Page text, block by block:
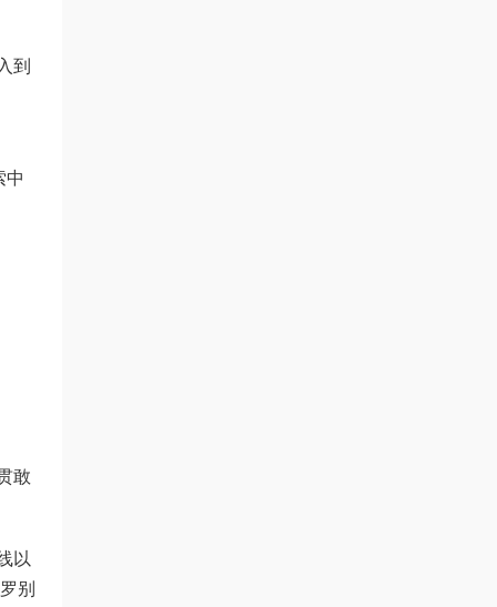
到
中
敢
以
别